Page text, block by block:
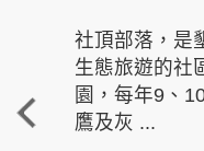
社頂部落，是
生態旅遊的社
園，每年9、
鷹及灰 ...